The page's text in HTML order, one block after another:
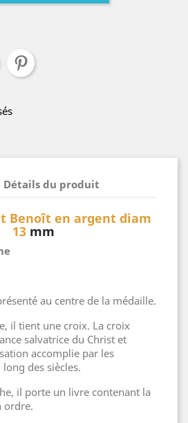
Détails du produit
Benoît en argent diam
13 mm
au centre de la médaille.
il tient une croix. La croix
salvatrice du Christ et
accomplie par les
des siècles.
il porte un livre contenant la
ordre.